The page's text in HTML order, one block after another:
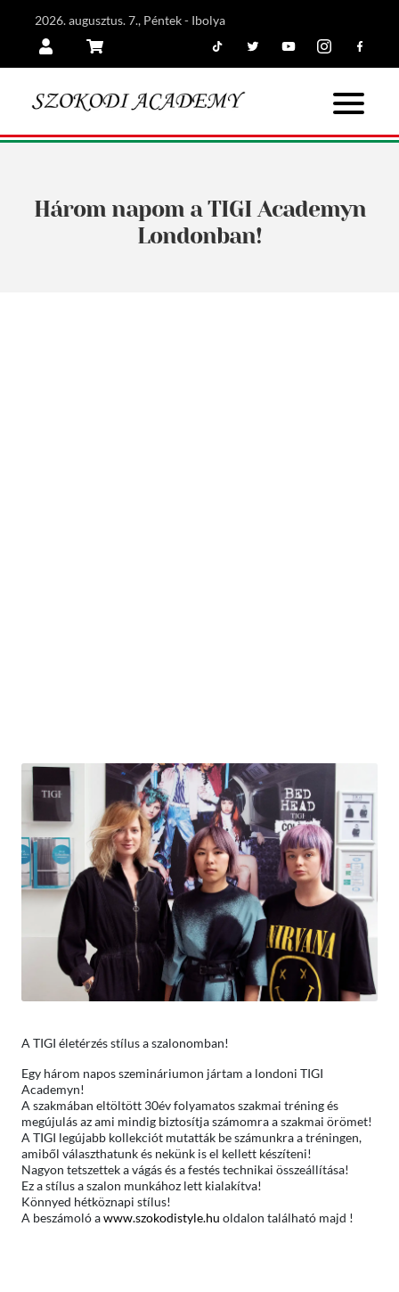
2026. augusztus. 7., Péntek - Ibolya
Három napom a TIGI Academyn
Londonban!
A TIGI életérzés stílus a szalonomban!
Egy három napos szemináriumon jártam a londoni TIGI
Academyn!
A szakmában eltöltött 30év folyamatos szakmai tréning és
megújulás az ami mindig biztosítja számomra a szakmai örömet!
A TIGI legújabb kollekciót mutatták be számunkra a tréningen,
amiből választhatunk és nekünk is el kellett készíteni!
Nagyon tetszettek a vágás és a festés technikai összeállítása!
Ez a stílus a szalon munkához lett kialakítva!
Könnyed hétköznapi stílus!
A beszámoló awww.szokodistyle.hu oldalon található majd !